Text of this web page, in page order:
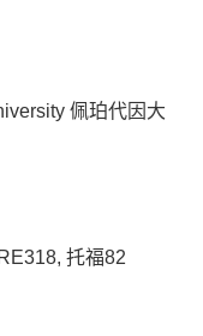
佩珀代因大
托福82